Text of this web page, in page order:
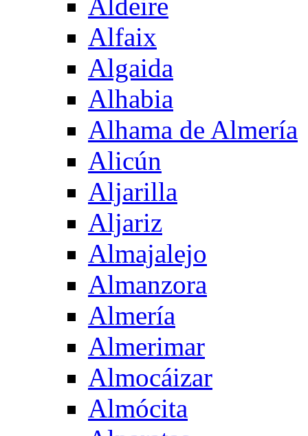
Alfaix
Algaida
Alhabia
Alhama de Almería
Alicún
Aljarilla
Aljariz
Almajalejo
Almanzora
Almería
Almerimar
Almocáizar
Almócita